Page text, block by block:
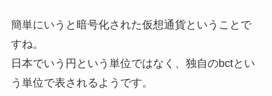
簡単にいうと暗号化された仮想通貨ということで
すね。
日本でいう円という単位ではなく、 独自のbctとい
う単位で表されるようです。